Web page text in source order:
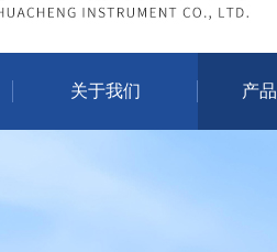
关于我们 产